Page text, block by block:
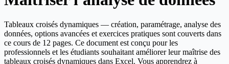
Tableaux croisés dynamiques — création, paramétrage, analyse des
données, options avancées et exercices pratiques sont couverts dans
ce cours de 12 pages. Ce document est conçu pour les
professionnels et les étudiants souhaitant améliorer leur maîtrise des
tableaux croisés dynamiques dans Excel. Vous apprendrez à